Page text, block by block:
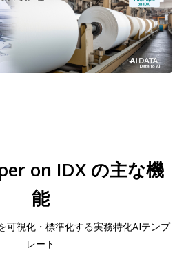
on IDX の主な機
能
可視化・標準化する実務特化AIテンプ
レート